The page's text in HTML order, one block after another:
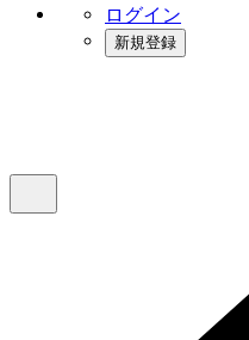
ログイン
新規登録